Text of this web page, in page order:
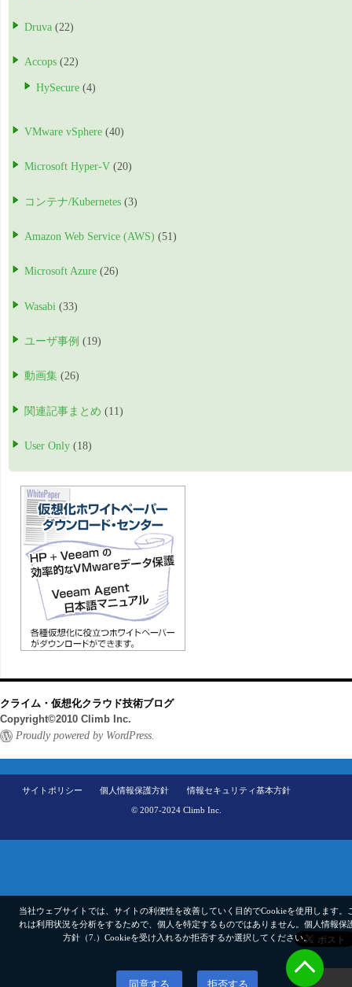
Druva (22)
Accops (22)
HySecure (4)
VMware vSphere (40)
Microsoft Hyper-V (20)
コンテナ/Kubernetes (3)
Amazon Web Service (AWS) (51)
Microsoft Azure (26)
Wasabi (33)
ユーザ事例 (19)
動画集 (26)
関連記事まとめ (11)
User Only (18)
クライム・仮想化クラウド技術ブログ
Copyright©2010 Climb Inc.
Proudly powered by WordPress.
サイトポリシー 個人情報保護方針 情報セキュリティ基本方針
© 2007-2024 Climb Inc.
当社ウェブサイトでは、サイトの利便性を改善していく目的でCookieを使用します。
れは利用状況を分析をするためで、個人を特定するものではありません。 個人情報保
方針（7.） Cookieを受け入れるか拒否するか選択してください。
同意する 拒否する